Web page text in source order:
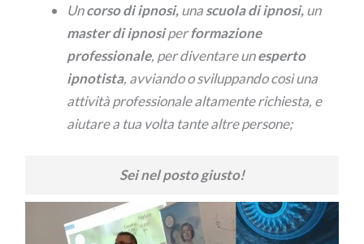
Uncorso di ipnosi,unascuola di ipnosi,un
master di ipnosiperformazione
professionale, per diventare unesperto
ipnotista, avviando o sviluppando così una
attività professionale altamente richiesta, e
aiutare a tua volta tante altre persone;
Sei nel posto giusto!